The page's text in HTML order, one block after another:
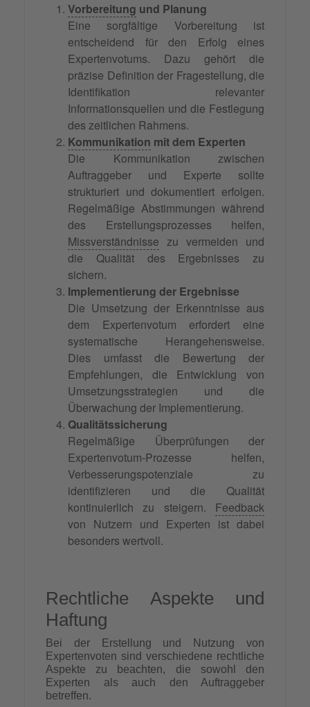
Vorbereitung und Planung
Eine sorgfältige Vorbereitung ist
entscheidend für den Erfolg eines
Expertenvotums. Dazu gehört die
präzise Definition der Fragestellung, die
Identifikation relevanter
Informationsquellen und die Festlegung
des zeitlichen Rahmens.
Kommunikation mit dem Experten
Die Kommunikation zwischen
Auftraggeber und Experte sollte
strukturiert und dokumentiert erfolgen.
Regelmäßige Abstimmungen während
des Erstellungsprozesses helfen,
Missverständnisse zu vermeiden und
die Qualität des Ergebnisses zu
sichern.
Implementierung der Ergebnisse
Die Umsetzung der Erkenntnisse aus
dem Expertenvotum erfordert eine
systematische Herangehensweise.
Dies umfasst die Bewertung der
Empfehlungen, die Entwicklung von
Umsetzungsstrategien und die
Überwachung der Implementierung.
Qualitätssicherung
Regelmäßige Überprüfungen der
Expertenvotum-Prozesse helfen,
Verbesserungspotenziale zu
identifizieren und die Qualität
kontinuierlich zu steigern. Feedback
von Nutzern und Experten ist dabei
besonders wertvoll.
Rechtliche Aspekte und
Haftung
Bei der Erstellung und Nutzung von
Expertenvoten sind verschiedene rechtliche
Aspekte zu beachten, die sowohl den
Experten als auch den Auftraggeber
betreffen.